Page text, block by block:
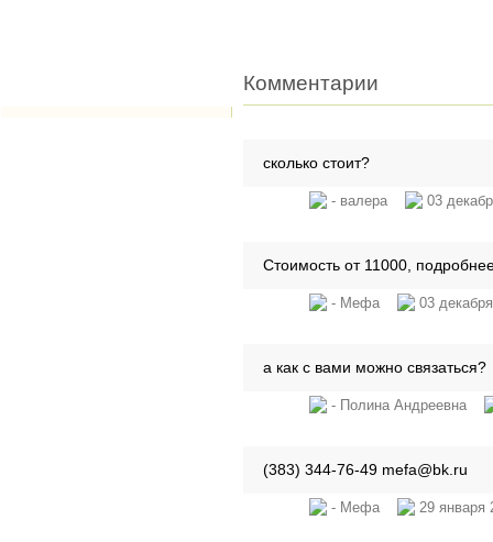
Комментарии
сколько стоит?
- валера 03
Стоимость от 11000,
- Мефа 03
а как с вами можно связаться?
- Полина Андреевна
(383) 344-76-49 mefa@bk.ru
- Мефа 29 января